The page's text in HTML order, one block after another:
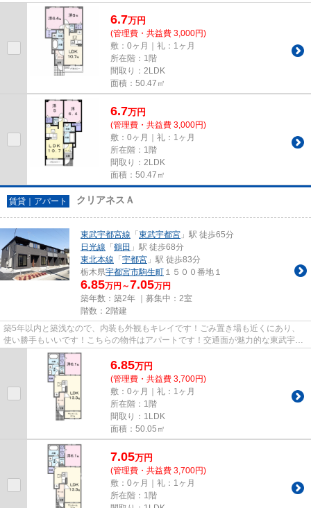
こちらの物件はアパートです...
6.7万円
(管理費・共益費 3,000円)
敷：0ヶ月｜礼：1ヶ月
所在階：1階
間取り：2LDK
面積：50.47㎡
6.7万円
(管理費・共益費 3,000円)
敷：0ヶ月｜礼：1ヶ月
所在階：1階
間取り：2LDK
面積：50.47㎡
賃貸｜アパート クリアネスＡ
東武宇都宮線 「 東武宇都宮 」駅 徒歩65分
日光線 「 鶴田 」駅 徒歩68分
東北本線 「 宇都宮 」駅 徒歩83分
栃木県宇都宮市駒生町 １５００番地１
6.85万円～7.05万円
築年数：築2年 ｜募集中： 2室
階数：2階建
築5年以内と築浅なので、内装も外観もキレイです！ごみ置き場も近くにあり、
使い勝手もいいです！こちらの物件はアパートです！交通面が魅力的な東武宇都
宮線東武宇都宮周辺の物件のこ...
6.85万円
(管理費・共益費 3,700円)
敷：0ヶ月｜礼：1ヶ月
所在階：1階
間取り：1LDK
面積：50.05㎡
7.05万円
(管理費・共益費 3,700円)
敷：0ヶ月｜礼：1ヶ月
所在階：1階